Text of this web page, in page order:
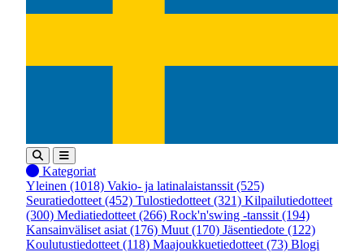
Kategoriat
Yleinen (1018) Vakio- ja latinalaistanssit (525)
Seuratiedotteet (452) Tulostiedotteet (321) Kilpailutiedotteet
(300) Mediatiedotteet (266) Rock'n'swing -tanssit (194)
Kansainväliset asiat (176) Muut (170) Jäsentiedote (122)
Koulutustiedotteet (118) Maajoukkuetiedotteet (73) Blogi